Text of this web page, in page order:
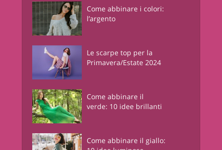
Come abbinare i colori:
l’argento
Le scarpe top per la
Primavera/Estate 2024
Come abbinare il
verde: 10 idee brillanti
Come abbinare il giallo: